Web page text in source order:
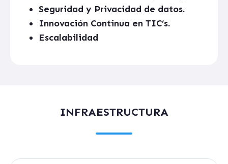
Seguridad y Privacidad de datos.
Innovación Continua en TIC’s.
Escalabilidad
INFRAESTRUCTURA